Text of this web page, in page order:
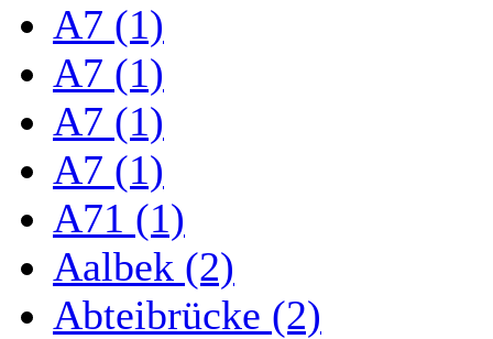
A7 (1)
A7 (1)
A7 (1)
A7 (1)
A71 (1)
Aalbek (2)
Abteibrücke (2)